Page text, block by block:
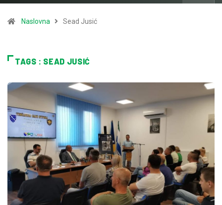
Naslovna Sead Jusić
TAGS : SEAD JUSIĆ